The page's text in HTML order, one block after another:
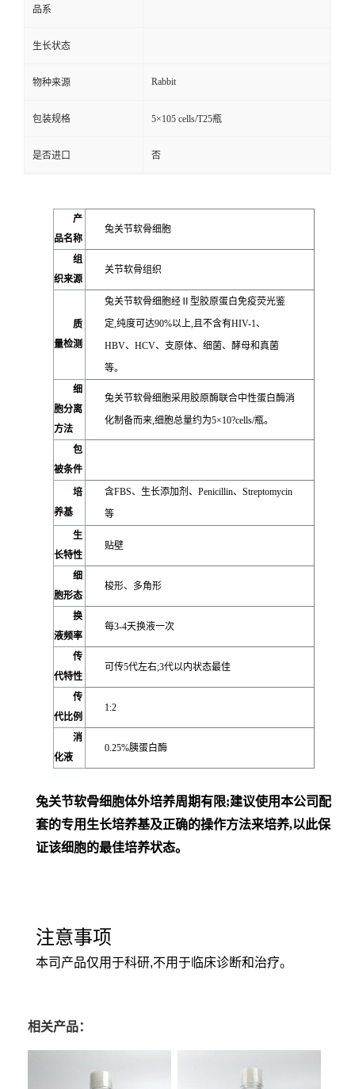
品系
生长状态
物种来源 Rabbit
包装规格 5×105 cells/T25瓶
是否进口 否
产
品名称
兔关节软骨细胞
组
织来源
关节软骨组织
质
量检测
兔关节软骨细胞经Ⅱ型胶原蛋白免疫荧光鉴
定,纯度可达90%以上,且不含有HIV-1、
HBV、HCV、支原体、细菌、酵母和真菌
等。
细
胞分离
方法
兔关节软骨细胞采用胶原酶联合中性蛋白酶消
化制备而来,细胞总量约为5×10?cells/瓶。
包
被条件
培
养基
含FBS、生长添加剂、Penicillin、Streptomycin
等
生
长特性
贴壁
细
胞形态
梭形、多角形
换
液频率
每3-4天换液一次
传
代特性
可传5代左右;3代以内状态最佳
传
代比例
1:2
消
化液
0.25%胰蛋白酶
兔关节软骨细胞体外培养周期有限;建议使用本公司配
套的专用生长培养基及正确的操作方法来培养,以此保
证该细胞的最佳培养状态。
注意事项
本司产品仅用于科研,不用于临床诊断和治疗。
相关产品：